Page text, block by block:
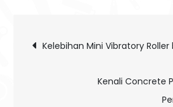
Post
navigation
Kelebihan Mini Vibratory
Kenali Concrete